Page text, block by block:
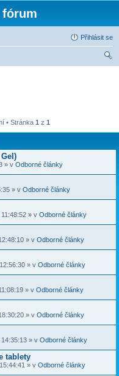
fórum
Přihlásit se
• Stránka 1 z 1
» v Odborné články
» v Odborné články
» v Odborné články
» v Odborné články
» v Odborné články
» v Odborné články
» v Odborné články
» v Odborné články
tablety
» v Odborné články